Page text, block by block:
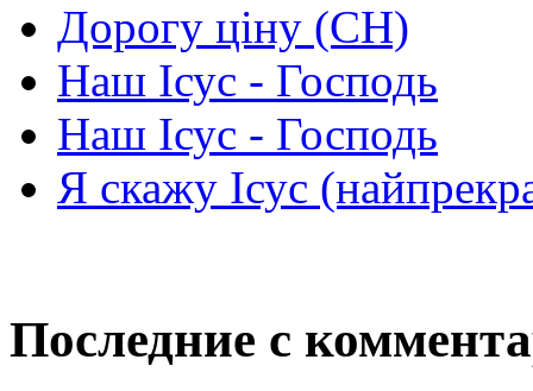
Дорогу ціну (СН)
Наш Ісус - Господь
Наш Ісус - Господь
Я скажу Ісус
Последние с